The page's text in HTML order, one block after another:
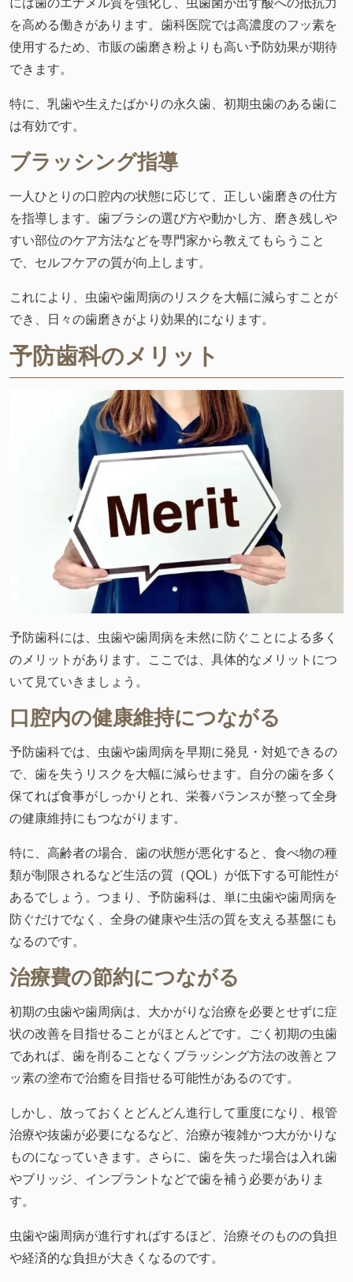
を高める働きがあります。歯科医院では高濃度のフッ素を
使用するため、市販の歯磨き粉よりも高い予防効果が期待
できます。
特に、乳歯や生えたばかりの永久歯、初期虫歯のある歯に
は有効です。
ブラッシング指導
一人ひとりの口腔内の状態に応じて、正しい歯磨きの仕方
を指導します。歯ブラシの選び方や動かし方、磨き残しや
すい部位のケア方法などを専門家から教えてもらうこと
で、セルフケアの質が向上します。
これにより、虫歯や歯周病のリスクを大幅に減らすことが
でき、日々の歯磨きがより効果的になります。
予防歯科のメリット
予防歯科には、虫歯や歯周病を未然に防ぐことによる多く
のメリットがあります。ここでは、具体的なメリットにつ
いて見ていきましょう。
口腔内の健康維持につながる
予防歯科では、虫歯や歯周病を早期に発見・対処できるの
で、歯を失うリスクを大幅に減らせます。自分の歯を多く
保てれば食事がしっかりとれ、栄養バランスが整って全身
の健康維持にもつながります。
特に、高齢者の場合、歯の状態が悪化すると、食べ物の種
類が制限されるなど生活の質（QOL）が低下する可能性が
あるでしょう。つまり、予防歯科は、単に虫歯や歯周病を
防ぐだけでなく、全身の健康や生活の質を支える基盤にも
なるのです。
治療費の節約につながる
初期の虫歯や歯周病は、大かがりな治療を必要とせずに症
状の改善を目指せることがほとんどです。ごく初期の虫歯
であれば、歯を削ることなくブラッシング方法の改善とフ
ッ素の塗布で治癒を目指せる可能性があるのです。
しかし、放っておくとどんどん進行して重度になり、根管
治療や抜歯が必要になるなど、治療が複雑かつ大がかりな
ものになっていきます。さらに、歯を失った場合は入れ歯
やブリッジ、インプラントなどで歯を補う必要がありま
す。
虫歯や歯周病が進行すればするほど、治療そのものの負担
や経済的な負担が大きくなるのです。